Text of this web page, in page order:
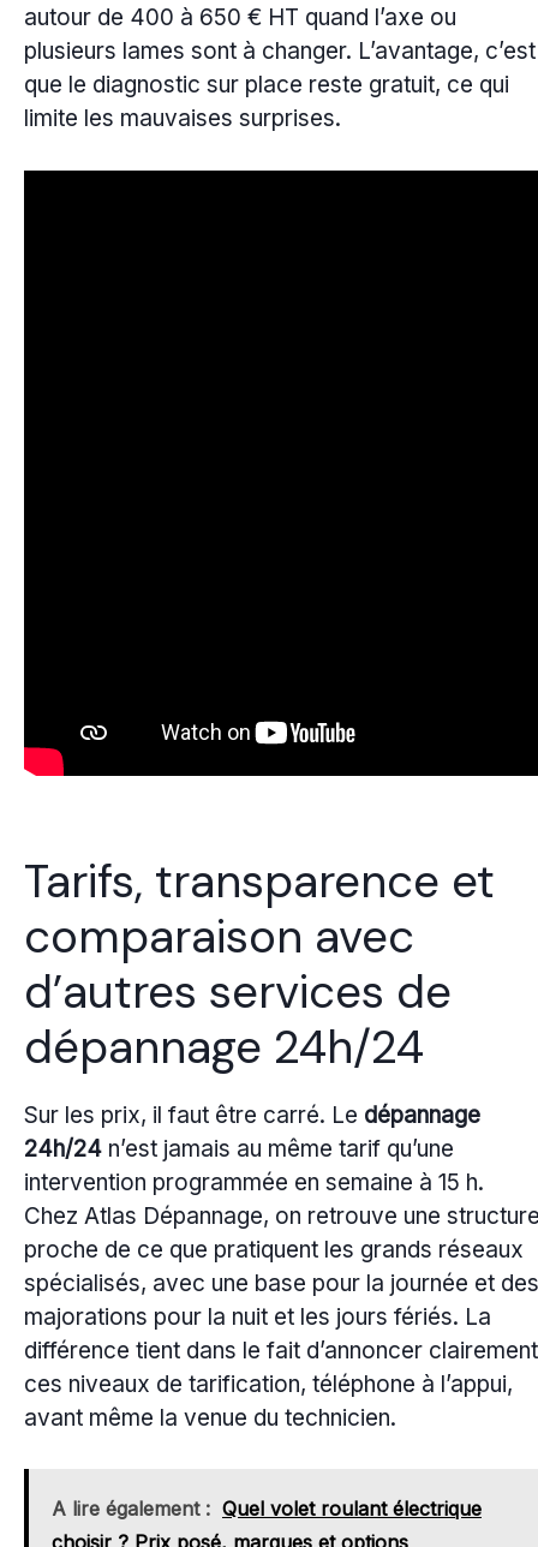
autour de 400 à 650 € HT quand l’axe ou
plusieurs lames sont à changer. L’avantage, c’est
que le diagnostic sur place reste gratuit, ce qui
limite les mauvaises surprises.
Tarifs, transparence et
comparaison avec
d’autres services de
dépannage 24h/24
Sur les prix, il faut être carré. Le dépannage
24h/24 n’est jamais au même tarif qu’une
intervention programmée en semaine à 15 h.
Chez Atlas Dépannage, on retrouve une
proche de ce que pratiquent les grands réseaux
spécialisés, avec une base pour la journée et des
majorations pour la nuit et les jours fériés. La
différence tient dans le fait d’annoncer clairement
ces niveaux de tarification, téléphone à l’appui,
avant même la venue du technicien.
A lire également : Quel volet roulant électrique